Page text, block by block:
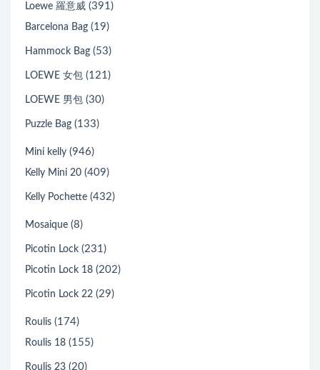
Loewe 羅意威 (391)
Barcelona Bag (19)
Hammock Bag (53)
LOEWE 女包 (121)
LOEWE 男包 (30)
Puzzle Bag (133)
Mini kelly (946)
Kelly Mini 20 (409)
Kelly Pochette (432)
Mosaique (8)
Picotin Lock (231)
Picotin Lock 18 (202)
Picotin Lock 22 (29)
Roulis (174)
Roulis 18 (155)
Roulis 23 (20)